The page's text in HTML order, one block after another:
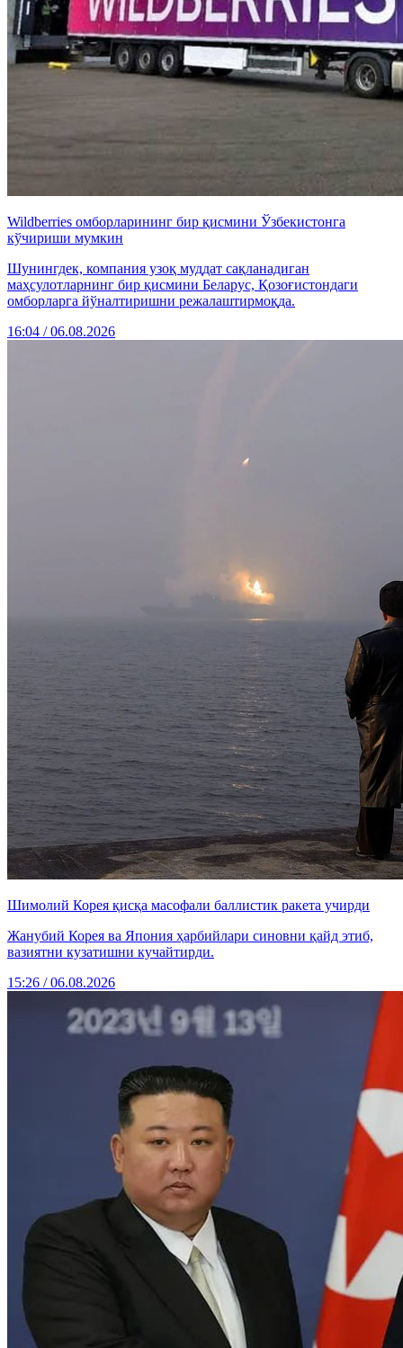
Wildberries омборларининг бир қисмини Ўзбекистонга
кўчириши мумкин
Шунингдек, компания узоқ муддат сақланадиган
маҳсулотларнинг бир қисмини Беларус, Қозоғистондаги
омборларга йўналтиришни режалаштирмоқда.
16:04 / 06.08.2026
Шимолий Корея қисқа масофали баллистик ракета учирди
Жанубий Корея ва Япония ҳарбийлари синовни қайд этиб,
вазиятни кузатишни кучайтирди.
15:26 / 06.08.2026